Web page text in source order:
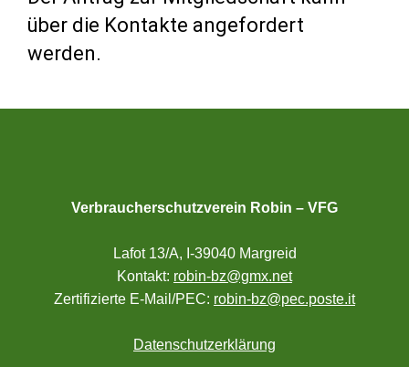
über die Kontakte angefordert
werden.
Verbraucherschutzverein Robin – VFG
Lafot 13/A, I-39040 Margreid
Kontakt: robin-bz@gmx.net
Zertifizierte E-Mail/PEC: robin-bz@pec.poste.it
Datenschutzerklärung